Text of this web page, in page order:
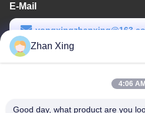
E-Mail
Arbeitszeit
Zhan Xing
4:06 AM
Good day, what product are you